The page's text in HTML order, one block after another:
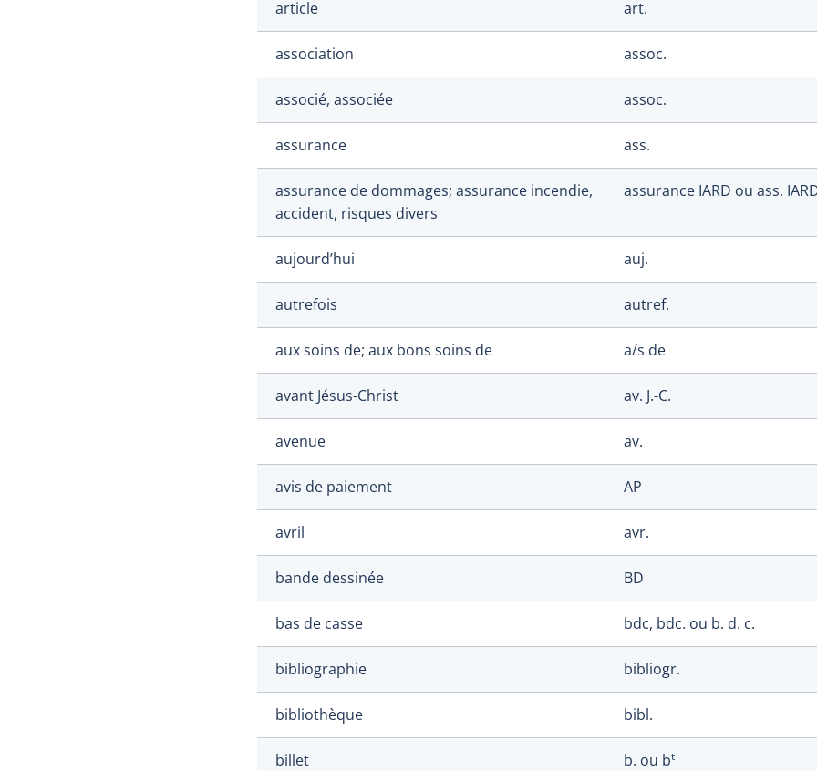
article art.
association assoc.
associé, associée assoc.
assurance ass.
assurance de dommages; assurance incendie,
accident, risques divers
assurance IARD ou ass.
aujourd’hui auj.
autrefois autref.
aux soins de; aux bons soins de a/s de
avant Jésus-Christ av. J.-C.
avenue av.
avis de paiement AP
avril avr.
bande dessinée BD
bas de casse bdc, bdc. ou b. d. c.
bibliographie bibliogr.
bibliothèque bibl.
billet b. ou bt